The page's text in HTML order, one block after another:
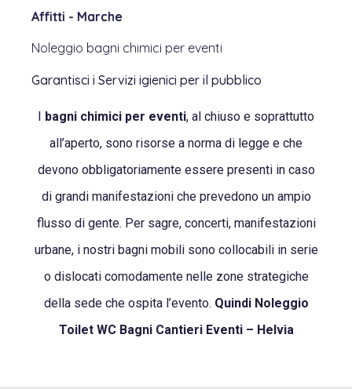
Affitti - Marche
Noleggio bagni chimici per eventi
Garantisci i Servizi igienici per il pubblico
I bagni chimici per eventi, al chiuso e soprattutto
all’aperto, sono risorse a norma di legge e che
devono obbligatoriamente essere presenti in caso
di grandi manifestazioni che prevedono un ampio
flusso di gente. Per sagre, concerti, manifestazioni
urbane, i nostri bagni mobili sono collocabili in serie
o dislocati comodamente nelle zone strategiche
della sede che ospita l’evento. Quindi Noleggio
Toilet WC Bagni Cantieri Eventi – Helvia